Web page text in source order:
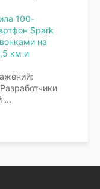
100-
Spark
на
км и
...